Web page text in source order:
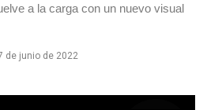
a la carga con un nuevo visual
de junio de 2022